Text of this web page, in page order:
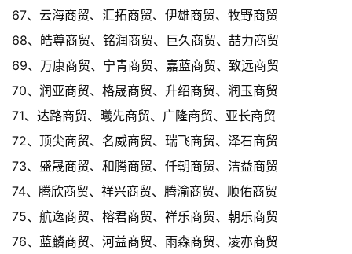
67、云海商贸、汇拓商贸、伊雄商贸、牧野商贸
68、皓尊商贸、铭润商贸、巨久商贸、喆力商贸
69、万康商贸、宁青商贸、嘉蓝商贸、致远商贸
70、润亚商贸、格晟商贸、升绍商贸、润玉商贸
71、达路商贸、曦先商贸、广隆商贸、亚长商贸
72、顶尖商贸、名威商贸、瑞飞商贸、泽石商贸
73、盛晟商贸、和腾商贸、仟朝商贸、洁益商贸
74、腾欣商贸、祥兴商贸、腾渝商贸、顺佑商贸
75、航逸商贸、榕君商贸、祥乐商贸、朝乐商贸
76、蓝麟商贸、河益商贸、雨森商贸、凌亦商贸